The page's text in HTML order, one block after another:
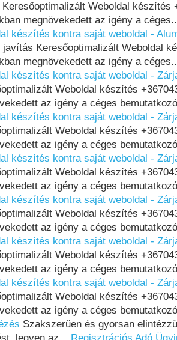
Weboldal készítés
megnövekedett az igény a
készítés kontra saját weboldal -
javítás Keresőoptimalizált Weboldal
megnövekedett az igény a
készítés kontra saját weboldal -
Weboldal készítés
az igény a céges
készítés kontra saját weboldal -
Weboldal készítés
az igény a céges
készítés kontra saját weboldal -
Weboldal készítés
az igény a céges
készítés kontra saját weboldal -
Weboldal készítés
az igény a céges
készítés kontra saját weboldal -
Weboldal készítés
az igény a céges
készítés kontra saját weboldal -
Weboldal készítés
az igény a céges
Szakszerűen és gyorsan